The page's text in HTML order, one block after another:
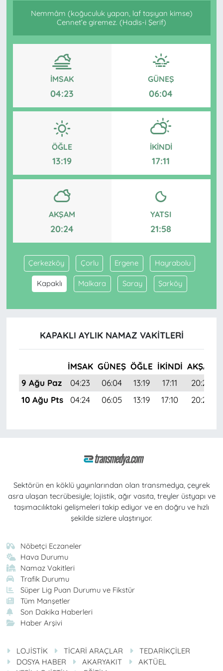
Nemmâm (koğuculuk yapan, laf taşıyan kimse)
Cennet’e giremez. (Hadis-i Şerif)
İMSAK
04:23
GÜNEŞ
06:04
ÖĞLE
13:19
İKINDI
17:11
AKŞAM
20:24
YATSI
21:58
Çerkezköy Çorlu Ergene Hayrabolu
Kapaklı Malkara Saray Şarköy
KAPAKLI AYLIK NAMAZ VAKITLERI
İMSAK GÜNEŞ ÖĞLE İKINDI AKŞAM
9 Ağu Paz
04:23 06:04 13:19 17:11 20:24
10 Ağu Pts
04:24 06:05 13:19 17:10 20:22
Sektörün en köklü yayınlarından olan transmedya, çeyrek
asra ulaşan tecrübesiyle; lojistik, ağır vasıta, treyler üstyapı ve
taşımacılıktaki gelişmeleri takip ediyor ve en doğru ve hızlı
şekilde sizlere ulaştırıyor.
Nöbetçi Eczaneler
Hava Durumu
Namaz Vakitleri
Trafik Durumu
Süper Lig Puan Durumu ve Fikstür
Tüm Manşetler
Son Dakika Haberleri
Haber Arşivi
LOJİSTİK TİCARİ ARAÇLAR
TEDARİKÇİLER
DOSYA HABER
AKARYAKIT
AKTÜEL